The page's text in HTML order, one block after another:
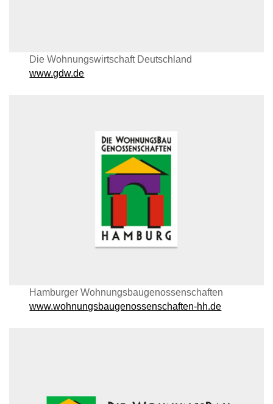
Die Wohnungswirtschaft Deutschland
www.gdw.de
Hamburger Wohnungsbaugenossenschaften
www.wohnungsbaugenossenschaften-hh.de